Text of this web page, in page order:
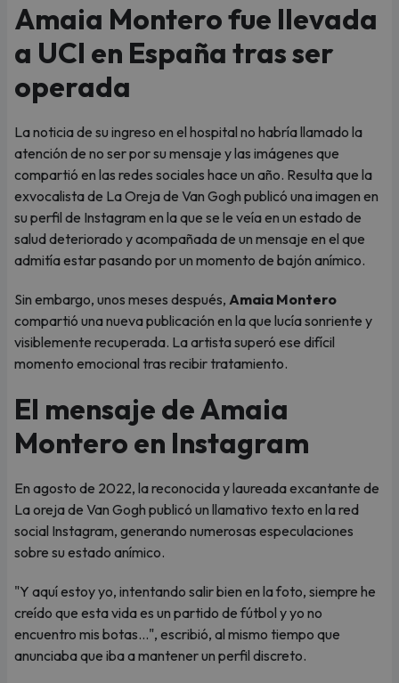
Amaia Montero fue llevada
a UCI en España tras ser
operada
La noticia de su ingreso en el hospital no habría llamado la
atención de no ser por su mensaje y las imágenes que
compartió en las redes sociales hace un año. Resulta que la
exvocalista de La Oreja de Van Gogh publicó una imagen en
su perfil de Instagram en la que se le veía en un estado de
salud deteriorado y acompañada de un mensaje en el que
admitía estar pasando por un momento de bajón anímico.
Sin embargo, unos meses después, Amaia Montero
compartió una nueva publicación en la que lucía sonriente y
visiblemente recuperada. La artista superó ese difícil
momento emocional tras recibir tratamiento.
El mensaje de Amaia
Montero en Instagram
En agosto de 2022, la reconocida y laureada excantante de
La oreja de Van Gogh publicó un llamativo texto en la red
social Instagram, generando numerosas especulaciones
sobre su estado anímico.
"Y aquí estoy yo, intentando salir bien en la foto, siempre he
creído que esta vida es un partido de fútbol y yo no
encuentro mis botas...", escribió, al mismo tiempo que
anunciaba que iba a mantener un perfil discreto.